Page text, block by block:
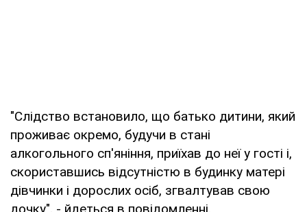
"Слідство встановило, що батько дитини, який
проживає окремо, будучи в стані
алкогольного сп'яніння, приїхав до неї у гості і,
скориставшись відсутністю в будинку матері
дівчинки і дорослих осіб, згвалтував свою